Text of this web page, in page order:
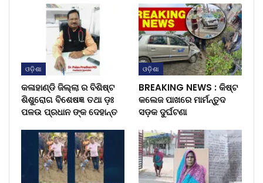
ଓଡ଼ିଶା
କଳାହାଣ୍ଡି ଜିଲ୍ଲା ର ବିଶିଷ୍ଟ
ଶିଶୁରୋଗ ବିଶେଷଜ୍ଞ ତଥା ଡ଼ଃ
ପଳଉ ପ୍ରଧାନ ଙ୍କ ଦେହାନ୍ତ
ଓଡ଼ିଶା
BREAKING NEWS : କିଷ୍ଟ
କଲେଜ ପାଖରେ ମାର୍ମନ୍ତୁଦ
ସଡ଼କ ଦୁର୍ଘଟଣା